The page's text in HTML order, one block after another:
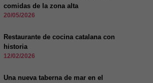
comidas de la zona alta
20/05/2026
Restaurante de cocina catalana con
historia
12/02/2026
Una nueva taberna de mar en el